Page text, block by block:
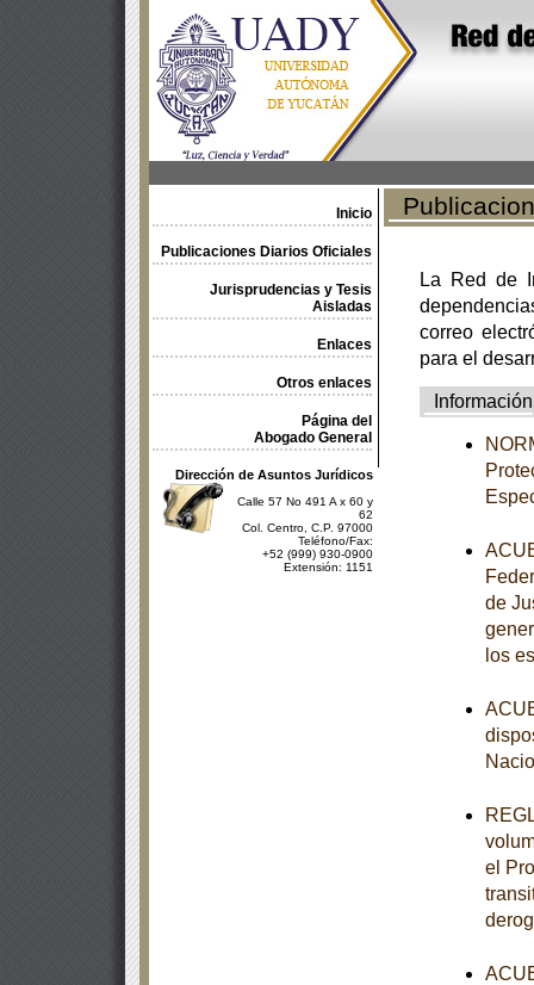
Inicio
Publicaciones Diarios Oficiales
Jurisprudencias y Tesis
Aisladas
Enlaces
Otros enlaces
Página del
Abogado General
Dirección de Asuntos Jurídicos
Calle 57 No 491 A x 60 y
62
Col. Centro, C.P. 97000
Teléfono/Fax:
+52 (999) 930-0900
Extensión: 1151
La Red de
correo
para el
Información
de
los
el